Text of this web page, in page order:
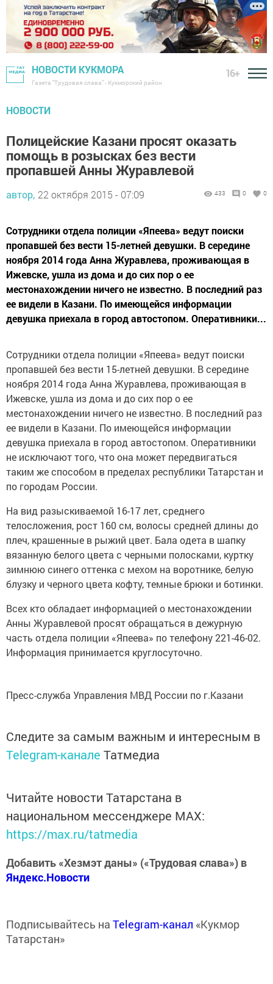
НОВОСТИ КУКМОРА
Газета "Трудовая слава" - Кукморский район
16+
НОВОСТИ
Полицейские Казани просят оказать
помощь в розысках без вести
пропавшей Анны Журавлевой
автор, 22 октября 2015 - 07:09 433 0 0
Сотрудники отдела полиции «Япеева» ведут поиски
пропавшей без вести 15-летней девушки. В середине
ноября 2014 года Анна Журавлева, проживающая в
Ижевске, ушла из дома и до сих пор о ее
местонахождении ничего не известно. В последний раз
ее видели в Казани. По имеющейся информации
девушка приехала в город автостопом. Оперативники...
Сотрудники отдела полиции «Япеева» ведут поиски
пропавшей без вести 15-летней девушки. В середине
ноября 2014 года Анна Журавлева, проживающая в
Ижевске, ушла из дома и до сих пор о ее
местонахождении ничего не известно. В последний раз
ее видели в Казани. По имеющейся информации
девушка приехала в город автостопом. Оперативники
не исключают того, что она может передвигаться
таким же способом в пределах республики Татарстан и
по городам России.
На вид разыскиваемой 16-17 лет, среднего
телосложения, рост 160 см, волосы средней длины до
плеч, крашенные в рыжий цвет. Бала одета в шапку
вязанную белого цвета с черными полосками, куртку
зимнюю синего оттенка с мехом на воротнике, белую
блузку и черного цвета кофту, темные брюки и ботинки.
Всех кто обладает информацией о местонахождении
Анны Журавлевой просят обращаться в дежурную
часть отдела полиции «Япеева» по телефону 221-46-02.
Информация принимается круглосуточно.
Пресс-служба Управления МВД России по г.Казани
Следите за самым важным и интересным в
Telegram-канале Татмедиа
Читайте новости Татарстана в
национальном мессенджере MАХ:
https://max.ru/tatmedia
Добавить «Хезмэт даны» («Трудовая слава») в
Яндекс.Новости
Подписывайтесь на Telegram-канал «Кукмор
Татарстан»